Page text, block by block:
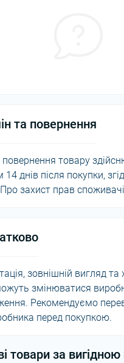
та повернення
товару
14 днів після покупки,
захист прав
зовнішній вигляд та
змінюватися
Рекомендуємо
перед покупкою.
товари за